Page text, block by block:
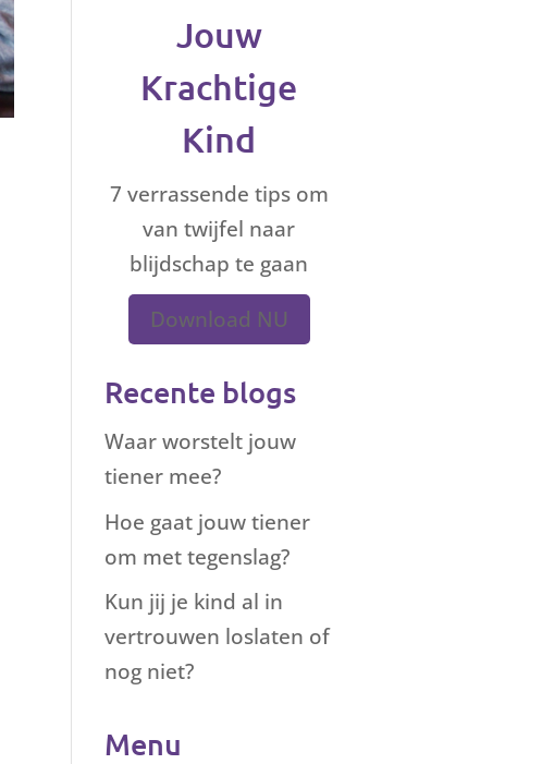
Jouw
Krachtige
Kind
7 verrassende tips om
van twijfel naar
blijdschap te gaan
Download NU
Recente blogs
Waar worstelt jouw
tiener mee?
Hoe gaat jouw tiener
om met tegenslag?
Kun jij je kind al in
vertrouwen loslaten of
nog niet?
Menu